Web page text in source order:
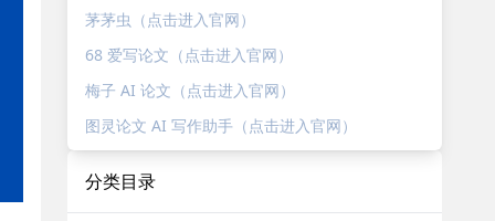
茅茅虫（点击进入官网）
68 爱写论文（点击进入官网）
梅子 AI 论文（点击进入官网）
图灵论文 AI 写作助手（点击进入官网）
分类目录